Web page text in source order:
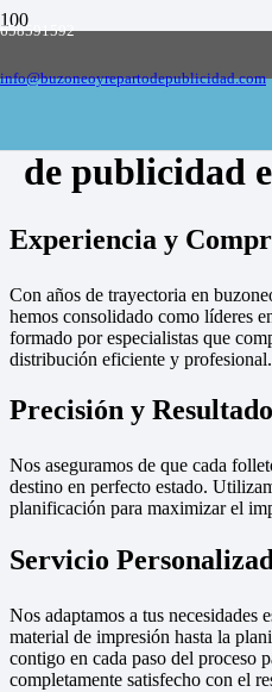
658591592
info@buzoneoyrepartodepublicidad.com
Empresa de buzoneo y reparto de
de publicidad
Experiencia y
Con años de trayectoria en
hemos consolidado como líderes
formado por especialistas que
distribución eficiente y profesional.
Precisión y
Nos aseguramos de que cada
destino en perfecto estado.
planificación para maximizar el
Servicio
Nos adaptamos a tus necesidades
material de impresión hasta la
contigo en cada paso del proceso
completamente satisfecho con el